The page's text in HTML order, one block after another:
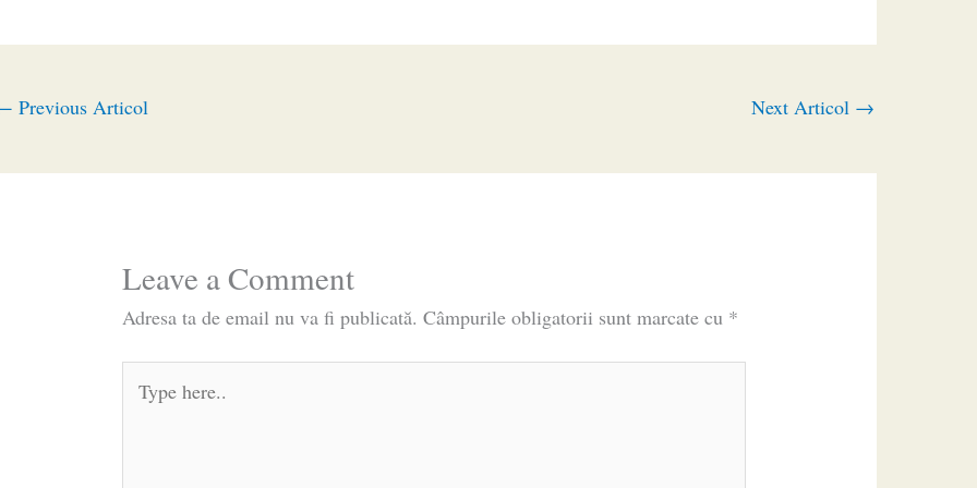
Previous Articol Next Articol →
Leave a Comment
Adresa ta de email nu va fi publicată. Câmpurile obligatorii sunt marcate cu *
here..